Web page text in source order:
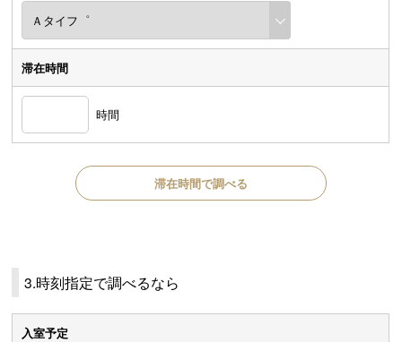
滞在時間
時間
滞在時間で調べる
3.時刻指定で調べるなら
入室予定